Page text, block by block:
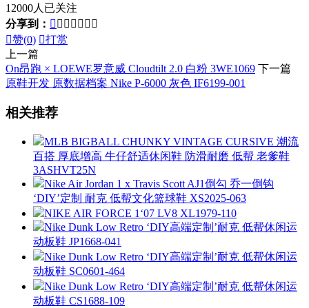
12000人已关注
分享到：       
赞(0) 打赏
上一篇
On昂跑 × LOEWE罗意威 Cloudtilt 2.0 白粉 3WE1069 下一篇
原鞋开发 原数据档案 Nike P-6000 灰色 IF6199-001
相关推荐
MLB BIGBALL CHUNKY VINTAGE CURSIVE 潮流
百搭 厚底增高 牛仔舒适休闲鞋 防滑耐磨 低帮 老爹鞋
3ASHVT25N
Nike Air Jordan 1 x Travis Scott AJ1倒勾 乔一倒钩
‘DIY’定制 耐克 低帮文化篮球鞋 XS2025-063
NIKE AIR FORCE 1‘07 LV8 XL1979-110
Nike Dunk Low Retro ‘DIY高端定制’耐克 低帮休闲运
动板鞋 JP1668-041
Nike Dunk Low Retro ‘DIY高端定制’耐克 低帮休闲运
动板鞋 SC0601-464
Nike Dunk Low Retro ‘DIY高端定制’耐克 低帮休闲运
动板鞋 CS1688-109